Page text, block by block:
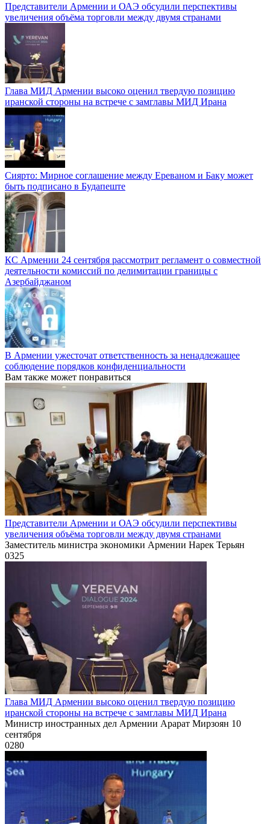
Представители Армении и ОАЭ обсудили перспективы
увеличения объёма торговли между двумя странами
Глава МИД Армении высоко оценил твердую позицию
иранской стороны на встрече с замглавы МИД Ирана
Сиярто: Мирное соглашение между Ереваном и Баку может
быть подписано в Будапеште
КС Армении 24 сентября рассмотрит регламент о совместной
деятельности комиссий по делимитации границы с
Азербайджаном
В Армении ужесточат ответственность за ненадлежащее
соблюдение порядков конфиденциальности
Вам также может понравиться
Представители Армении и ОАЭ обсудили перспективы
увеличения объёма торговли между двумя странами
Заместитель министра экономики Армении Нарек Терьян
0325
Глава МИД Армении высоко оценил твердую позицию
иранской стороны на встрече с замглавы МИД Ирана
Министр иностранных дел Армении Арарат Мирзоян 10
сентября
0280